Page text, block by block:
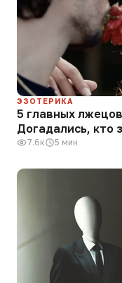
ЭЗОТЕРИКА
5 главных
Догадались, кто
7.6к 5 мин